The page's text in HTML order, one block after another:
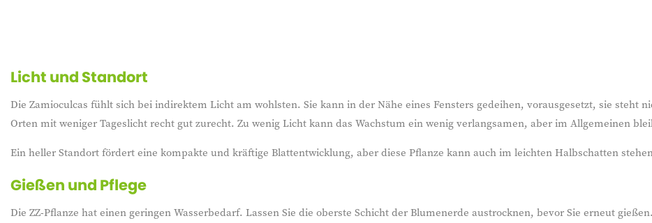
Licht und Standort
Die Zamioculcas fühlt sich bei indirektem Licht am wohlsten. Sie kann in der Nähe eines Fensters gedeihen, vorausgesetzt, sie
Orten mit weniger Tageslicht recht gut zurecht. Zu wenig Licht kann das Wachstum ein wenig verlangsamen, aber im Allgemeinen
Ein heller Standort fördert eine kompakte und kräftige Blattentwicklung, aber diese Pflanze kann auch im leichten Halbschatten
Gießen und Pflege
Die ZZ-Pflanze hat einen geringen Wasserbedarf. Lassen Sie die oberste Schicht der Blumenerde austrocknen, bevor Sie erneut